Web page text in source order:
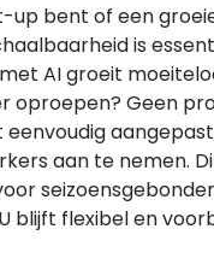
up bent of een
is
AI groeit
oproepen? Geen
aan te nemen.
blijft flexibel en